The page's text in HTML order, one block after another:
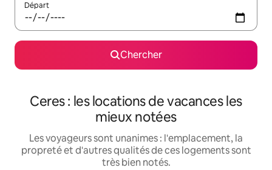
Départ
Chercher
Ceres : les locations de vacances les
mieux notées
Les voyageurs sont unanimes : l'emplacement, la
propreté et d'autres qualités de ces logements sont
très bien notés.